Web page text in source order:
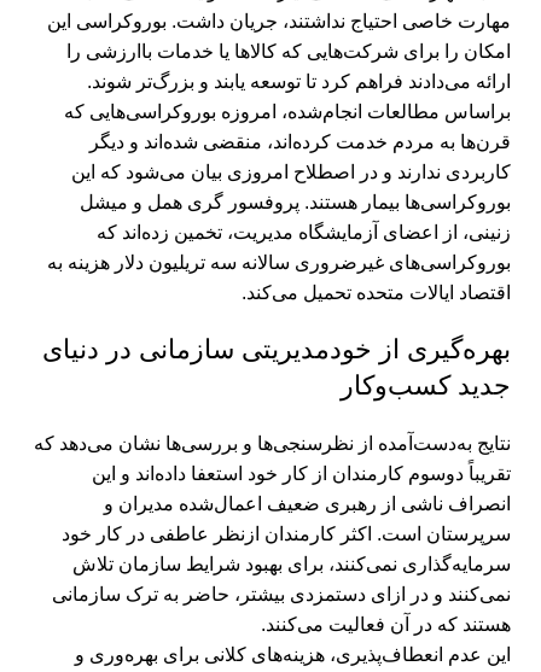
مهارت خاصی احتیاج نداشتند، جریان داشت. بوروکراسی این
امکان را برای شرکت‌هایی که کالاها یا خدمات باارزشی را
ارائه می‌دادند فراهم کرد تا توسعه یابند و بزرگ‌تر شوند.
براساس مطالعات انجام‌شده، امروزه بوروکراسی‌هایی که
قرن‌ها به مردم خدمت کرده‌اند، منقضی شده‌اند و دیگر
کاربردی ندارند و در اصطلاح امروزی بیان می‌شود که این
بوروکراسی‌ها بیمار هستند. پروفسور گری همل و میشل
زنینی، از اعضای آزمایشگاه مدیریت، تخمین زده‌اند که
بوروکراسی‌های غیرضروری سالانه سه تریلیون دلار هزینه به
اقتصاد ایالات متحده تحمیل می‌کند.
بهره‌گیری از خودمدیریتی سازمانی در دنیای
جدید کسب‌وکار
نتایج به‌دست‌آمده از نظرسنجی‌ها و بررسی‌ها نشان می‌دهد که
تقریباً دو‌سوم کارمندان از کار خود استعفا داده‌اند و این
انصراف ناشی از رهبری ضعیف اعمال‌شده مدیران و
سرپرستان است. اکثر کارمندان ازنظر عاطفی در کار خود
سرمایه‌گذاری نمی‌کنند، برای بهبود شرایط سازمان تلاش
نمی‌کنند و در ازای دستمزدی بیشتر، حاضر به ترک سازمانی
هستند که در آن فعالیت می‌کنند.
این عدم انعطاف‌پذیری، هزینه‌های کلانی برای بهره‌وری و